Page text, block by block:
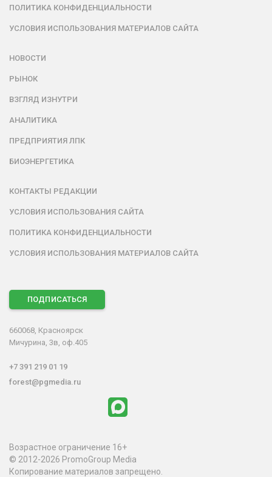
ПОЛИТИКА КОНФИДЕНЦИАЛЬНОСТИ
УСЛОВИЯ ИСПОЛЬЗОВАНИЯ МАТЕРИАЛОВ САЙТА
НОВОСТИ
РЫНОК
ВЗГЛЯД ИЗНУТРИ
АНАЛИТИКА
ПРЕДПРИЯТИЯ ЛПК
БИОЭНЕРГЕТИКА
КОНТАКТЫ РЕДАКЦИИ
УСЛОВИЯ ИСПОЛЬЗОВАНИЯ САЙТА
ПОЛИТИКА КОНФИДЕНЦИАЛЬНОСТИ
УСЛОВИЯ ИСПОЛЬЗОВАНИЯ МАТЕРИАЛОВ САЙТА
ПОДПИСАТЬСЯ
660068, Красноярск
Мичурина, 3в, оф.405
+7 391 219 01 19
forest@pgmedia.ru
Возрастное ограничение 16+
© 2012-2026 PromoGroup Media
Копирование материалов запрещено.